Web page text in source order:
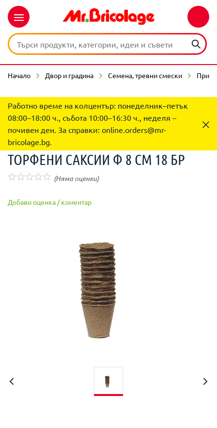
Начало Двор и градина Семена, тревни смески
Работно време на колцентър: понеделник–петък
08:00–18:00 ч., събота 10:00–16:30 ч., неделя –
почивен ден. За справки: online.orders@mr-
bricolage.bg.
ТОРФЕНИ САКСИИ Ф 8 СМ 18 БР
(Няма оценки)
Добави оценка / коментар